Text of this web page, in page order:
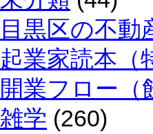
目黒区の不動
起業家読本（
開業フロー（
雑学 (260)